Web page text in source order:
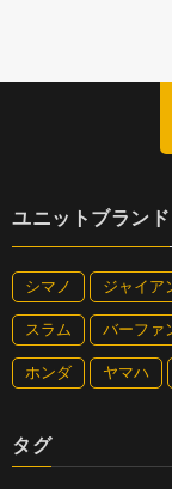
ユニットブランド
シマノ ジャイア
スラム バーファ
ホンダ ヤマハ
タグ